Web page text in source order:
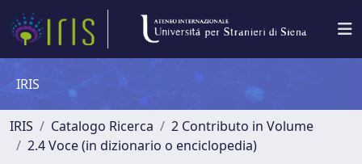
IRIS
IRIS Catalogo Ricerca
2 Contributo in Volume
2.4 Voce (in dizionario o enciclopedia)